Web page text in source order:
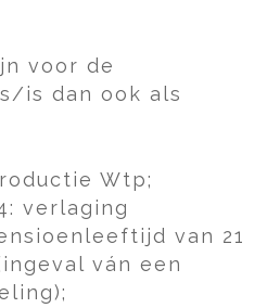
voor de
is dan ook als
Wtp;
verlaging
van 21
ván een